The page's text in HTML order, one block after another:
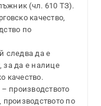
(чл. 610 ТЗ).
качество,
по
следва да е
за да е налице
качество.
производството
производството по